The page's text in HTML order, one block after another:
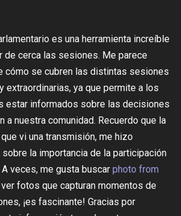
es una herramienta increíble
de cerca las sesiones. Me parece
cómo se cubren las distintas sesiones
extraordinarias, ya que permite a los
estar informados sobre las decisiones
a nuestra comunidad. Recuerdo que la
vi una transmisión, me hizo
la importancia de la participación
A veces, me gusta buscar photo from
fotos que capturan momentos de
¡es fascinante! Gracias por